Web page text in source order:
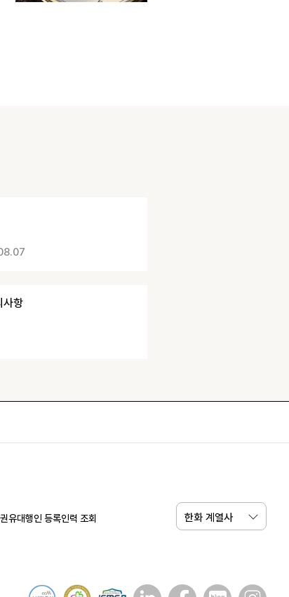
사항
유대행인 등록인력 조회 한화 계열사